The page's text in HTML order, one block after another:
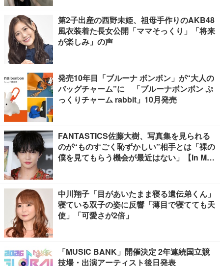
第2子出産の西野未姫、祖母手作りのAKB48
風衣装着た長女公開「ママそっくり」「将来
が楽しみ」の声
発売10年目「ブルーナ ボンボン」が“大人の
バッグチャーム”に 「ブルーナボンボン ぷ
っくりチャーム rabbit」10月発売
FANTASTICS佐藤大樹、写真集を見られる
のが“ものすごく恥ずかしい”相手とは「裸の
僕を見てもらう機会が最近はない」【In Moti
中川翔子「目があいたまま寝る遺伝弟くん」
寝ている双子の姿に反響「薄目で寝てても天
使」「可愛さが2倍」
「MUSIC BANK」開催決定 2年連続国立競
技場・出演アーティスト後日発表